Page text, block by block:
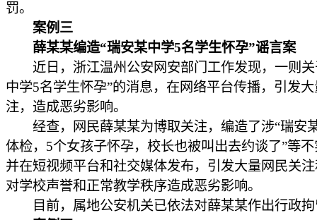
罚。
案例三
薛某某编造“瑞安某中学5名学生怀孕”谣言案
近日，浙江温州公安网安部门工作发现，一则关
中学5名学生怀孕”的消息，在网络平台传播，引发
注，造成恶劣影响。
经查，网民薛某某为博取关注，编造了涉“瑞安
体检，5个女孩子怀孕，校长也被叫出去约谈了”等
并在短视频平台和社交媒体发布，引发大量网民关
对学校声誉和正常教学秩序造成恶劣影响。
目前，属地公安机关已依法对薛某某作出行政拘